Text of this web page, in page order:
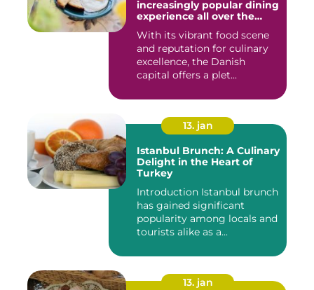
increasingly popular dining
experience all over the
certainly no exception
With its vibrant food scene
and reputation for culinary
excellence, the Danish
capital offers a plet...
13. jan
Istanbul Brunch: A Culinary
Delight in the Heart of
Turkey
Introduction Istanbul brunch
has gained significant
popularity among locals and
tourists alike as a...
13. jan